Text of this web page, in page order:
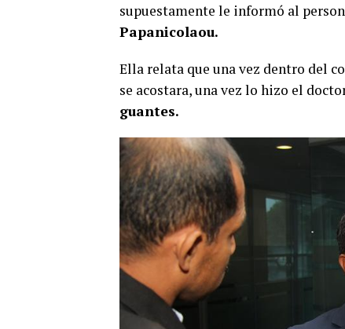
supuestamente le informó al
Papanicolaou.
Ella relata que una vez dentro del
se acostara, una vez lo hizo el
guantes.